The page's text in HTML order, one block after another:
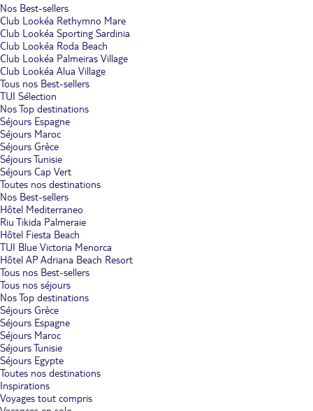
Nos Best-sellers
Club Lookéa Rethymno Mare
Club Lookéa Sporting Sardinia
Club Lookéa Roda Beach
Club Lookéa Palmeiras Village
Club Lookéa Alua Village
Tous nos Best-sellers
TUI Sélection
Nos Top destinations
Séjours Espagne
Séjours Maroc
Séjours Grèce
Séjours Tunisie
Séjours Cap Vert
Toutes nos destinations
Nos Best-sellers
Hôtel Mediterraneo
Riu Tikida Palmeraie
Hôtel Fiesta Beach
TUI Blue Victoria Menorca
Hôtel AP Adriana Beach Resort
Tous nos Best-sellers
Tous nos séjours
Nos Top destinations
Séjours Grèce
Séjours Espagne
Séjours Maroc
Séjours Tunisie
Séjours Egypte
Toutes nos destinations
Inspirations
Voyages tout compris